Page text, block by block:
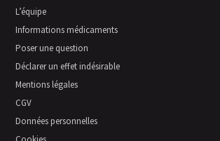
L’équipe
Informations médicaments
Poser une question
Déclarer un effet indésirable
Mentions légales
CGV
Données personnelles